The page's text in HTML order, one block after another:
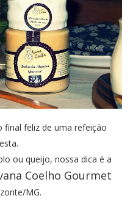
feliz de uma refeição
ou queijo, nossa dica é a
Coelho Gourmet
MG.